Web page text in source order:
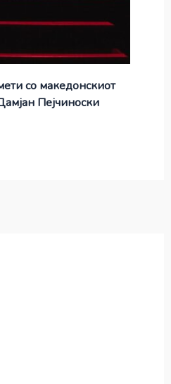
со македонскиот
Пејчиноски